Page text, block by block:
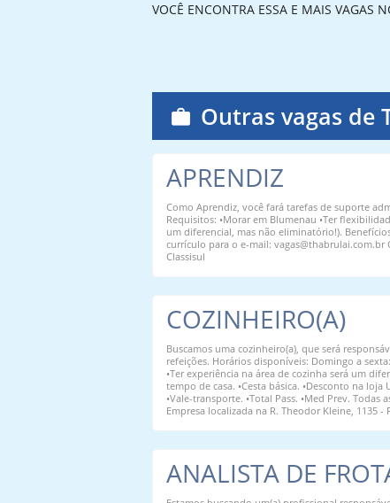
VOCÊ ENCONTRA ESSA E MAIS VAGAS
Outras vagas de
APRENDIZ
Como Aprendiz, você fará tarefas de suporte
Requisitos: •Morar em Blumenau •Ter
um diferencial, mas não eliminatório!).
currículo para o e-mail: vagas@thabrulai.com.br
Classisul
COZINHEIRO(A)
Buscamos uma cozinheiro(a), que será
refeições. Horários disponíveis: Domingo a
•Ter experiência na área de cozinha será um
tempo de casa. •Cesta básica. •Desconto na
•Vale-transporte. •Total Pass. •Med Prev.
Empresa localizada na R. Theodor Kleine, 1135
ANALISTA DE